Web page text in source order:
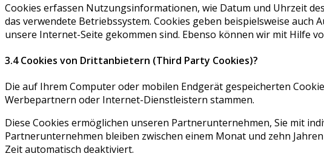
Cookies erfassen Nutzungsinformationen, wie Datum und Uhrzeit
das verwendete Betriebssystem. Cookies geben beispielsweise
unsere Internet-Seite gekommen sind. Ebenso können wir mit Hilfe
3.4 Cookies von Drittanbietern (Third Party Cookies)?
Die auf Ihrem Computer oder mobilen Endgerät gespeicherten
Werbepartnern oder Internet-Dienstleistern stammen.
Diese Cookies ermöglichen unseren Partnerunternehmen, Sie mit
Partnerunternehmen bleiben zwischen einem Monat und zehn
Zeit automatisch deaktiviert.